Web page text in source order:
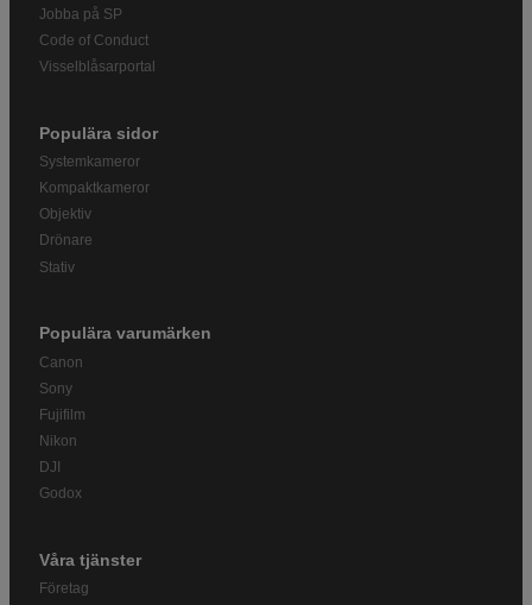
Jobba på SP
Code of Conduct
Visselblåsarportal
Populära sidor
Systemkameror
Kompaktkameror
Objektiv
Drönare
Stativ
Populära varumärken
Canon
Sony
Fujifilm
Nikon
DJI
Godox
Våra tjänster
Företag